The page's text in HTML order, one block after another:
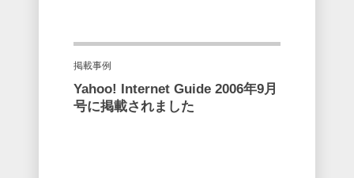
掲載事例
Yahoo! Internet Guide 2006年9月
号に掲載されました